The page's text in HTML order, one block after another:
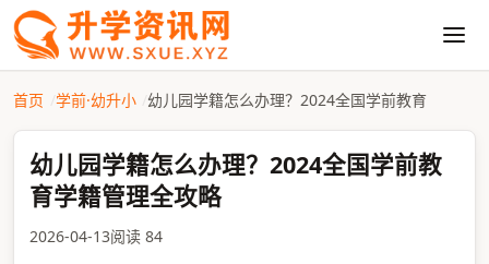
首页 学前·幼升小 幼儿园学籍怎么办理？2024全国学前教育
幼儿园学籍怎么办理？2024全国学前教
育学籍管理全攻略
2026-04-13阅读 84